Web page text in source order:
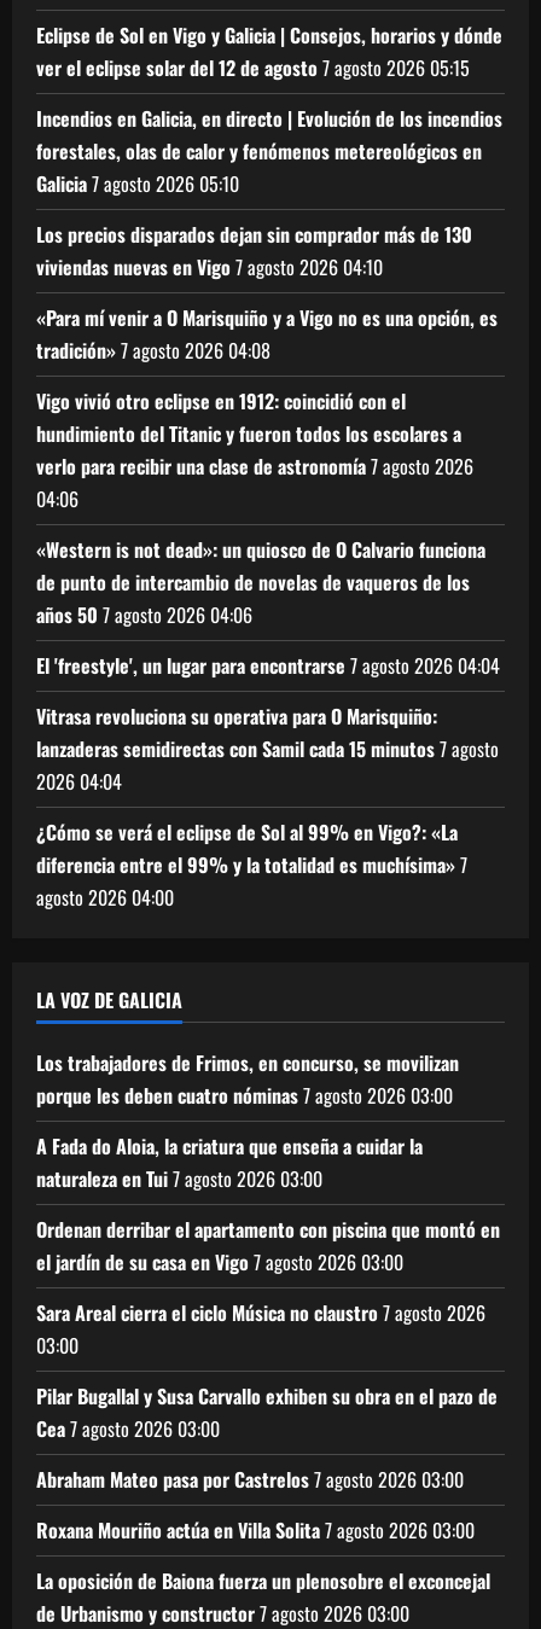
Eclipse de Sol en Vigo y Galicia | Consejos, horarios y dónde
ver el eclipse solar del 12 de agosto7 agosto 2026 05:15
Incendios en Galicia, en directo | Evolución de los incendios
forestales, olas de calor y fenómenos metereológicos en
Galicia7 agosto 2026 05:10
Los precios disparados dejan sin comprador más de 130
viviendas nuevas en Vigo7 agosto 2026 04:10
«Para mí venir a O Marisquiño y a Vigo no es una opción, es
tradición»7 agosto 2026 04:08
Vigo vivió otro eclipse en 1912: coincidió con el
hundimiento del Titanic y fueron todos los escolares a
verlo para recibir una clase de astronomía7 agosto 2026
04:06
«Western is not dead»: un quiosco de O Calvario funciona
de punto de intercambio de novelas de vaqueros de los
años 50 7 agosto 2026 04:06
El 'freestyle', un lugar para encontrarse 7 agosto 2026 04:04
Vitrasa revoluciona su operativa para O Marisquiño:
lanzaderas semidirectas con Samil cada 15 minutos7 agosto
2026 04:04
¿Cómo se verá el eclipse de Sol al 99% en Vigo?: «La
diferencia entre el 99% y la totalidad es muchísima»7
agosto 2026 04:00
LA VOZ DE GALICIA
Los trabajadores de Frimos, en concurso, se movilizan
porque les deben cuatro nóminas7 agosto 2026 03:00
A Fada do Aloia, la criatura que enseña a cuidar la
naturaleza en Tui7 agosto 2026 03:00
Ordenan derribar el apartamento con piscina que montó en
el jardín de su casa en Vigo7 agosto 2026 03:00
Sara Areal cierra el ciclo Música no claustro7 agosto 2026
03:00
Pilar Bugallal y Susa Carvallo exhiben su obra en el pazo de
Cea7 agosto 2026 03:00
Abraham Mateo pasa por Castrelos7 agosto 2026 03:00
Roxana Mouriño actúa en Villa Solita7 agosto 2026 03:00
La oposición de Baiona fuerza un plenosobre el exconcejal
de Urbanismo y constructor7 agosto 2026 03:00